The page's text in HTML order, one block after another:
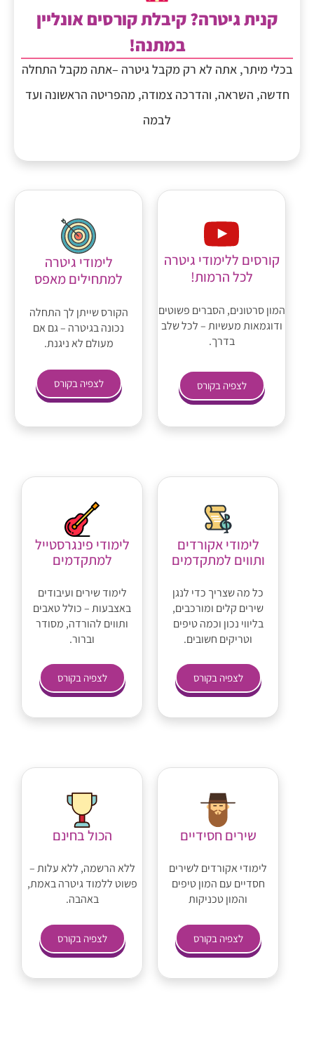
קנית גיטרה? קיבלת קורסים אונליין
במתנה!
בכלי מיתר, אתה לא רק מקבל גיטרה –אתה מקבל התחלה
חדשה, השראה, והדרכה צמודה, מהפריטה הראשונה ועד
לבמה
קורסים ללימודי גיטרה
לכל הרמות!
המון סרטונים, הסברים פשוטים
ודוגמאות מעשיות – לכל שלב
בדרך.
לצפיה בקורס
לימודי גיטרה
למתחילים מאפס
הקורס שייתן לך התחלה
נכונה בגיטרה – גם אם
מעולם לא ניגנת.
לצפיה בקורס
לימודי אקורדים
ותווים למתקדמים
כל מה שצריך כדי לנגן
שירים קלים ומורכבים,
בליווי נכון וכמה טיפים
וטריקים חשובים.
לצפיה בקורס
לימודי פינגרסטייל
למתקדמים
לימוד שירים ועיבודים
באצבעות – כולל טאבים
ותווים להורדה, מסודר
וברור.
לצפיה בקורס
שירים חסידיים
לימודי אקורדים לשירים
חסדיים עם המון טיפים
והמון טכניקות
לצפיה בקורס
הכול בחינם
ללא הרשמה, ללא עלות –
פשוט ללמוד גיטרה באמת,
באהבה.
לצפיה בקורס